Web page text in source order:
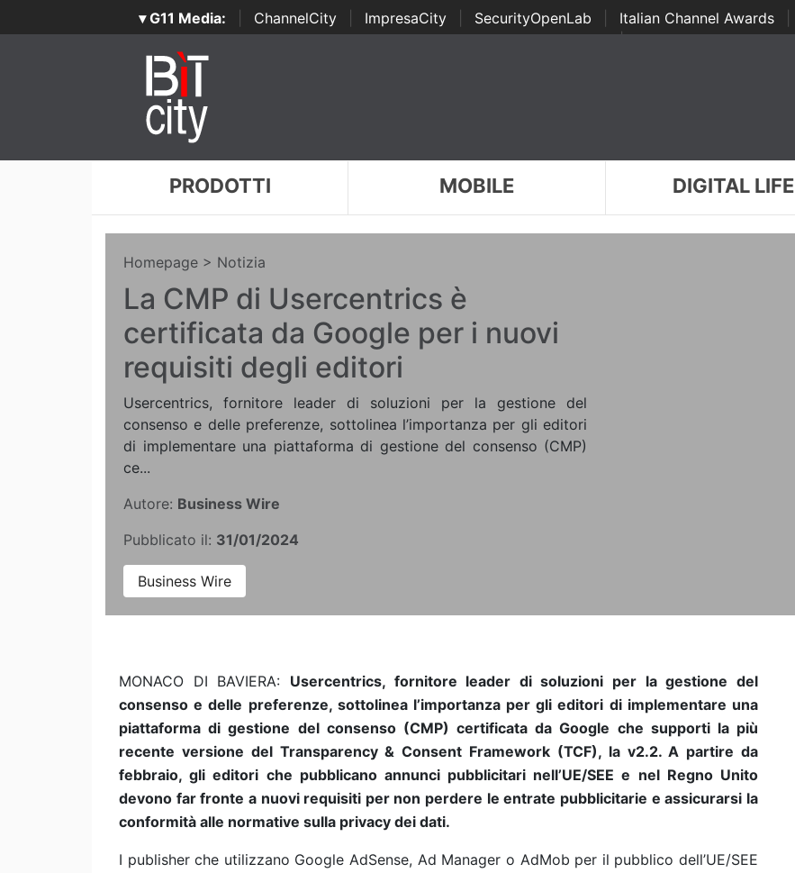
▾ G11 Media: ChannelCity ImpresaCity SecurityOpenLab Italian Channel Awards
Awards | ...
PRODOTTI MOBILE DIGITAL LIFE
Homepage > Notizia
La CMP di Usercentrics è
certificata da Google per i nuovi
requisiti degli editori
Usercentrics, fornitore leader di soluzioni per la gestione del
consenso e delle preferenze, sottolinea l’importanza per gli editori
di implementare una piattaforma di gestione del consenso (CMP)
ce...
Autore: Business Wire
Pubblicato il: 31/01/2024
Business Wire
MONACO DI BAVIERA: Usercentrics, fornitore leader di soluzioni per la gestione del
consenso e delle preferenze, sottolinea l’importanza per gli editori di implementare una
piattaforma di gestione del consenso (CMP) certificata da Google che supporti la più
recente versione del Transparency & Consent Framework (TCF), la v2.2. A partire da
febbraio, gli editori che pubblicano annunci pubblicitari nell’UE/SEE e nel Regno Unito
devono far fronte a nuovi requisiti per non perdere le entrate pubblicitarie e assicurarsi la
conformità alle normative sulla privacy dei dati.
I publisher che utilizzano Google AdSense, Ad Manager o AdMob per il pubblico dell’UE/SEE